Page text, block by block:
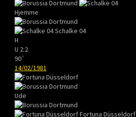
Hjemme
Schalke 04
H
U 2:2
90`
14/02/1981
Ude
Fortuna Düsseldorf